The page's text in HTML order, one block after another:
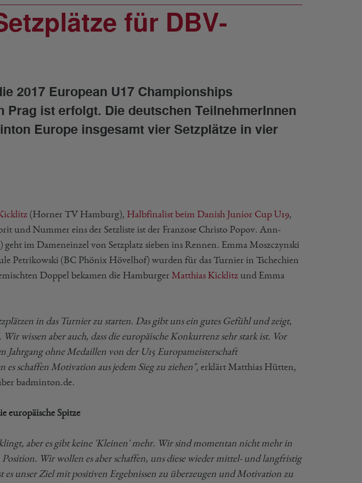
für DBV-
2017 European U17 Championships
Prag ist erfolgt. Die deutschen TeilnehmerInnen
Europe insgesamt vier Setzplätze in vier
(Horner TV Hamburg), Halbfinalist beim Danish Junior Cup U19,
und Nummer eins der Setzliste ist der Franzose Christo Popov. Ann-
im Dameneinzel von Setzplatz sieben ins Rennen. Emma Moszczynski
Petrikowski (BC Phönix Hövelhof) wurden für das Turnier in Tschechien
Doppel bekamen die Hamburger Matthias Kicklitz und Emma
in das Turnier zu starten. Das gibt uns ein gutes Gefühl und zeigt,
wissen aber auch, dass die europäische Konkurrenz sehr stark ist. Vor
Jahrgang ohne Medaillen von der U15 Europameisterschaft
es schaffen Motivation aus jedem Sieg zu ziehen", erklärt Matthias Hütten,
badminton.de.
europäische Spitze
aber es gibt keine 'Kleinen' mehr. Wir sind momentan nicht mehr in
Wir wollen es aber schaffen, uns diese wieder mittel- und langfristig
es unser Ziel mit positiven Ergebnissen zu überzeugen und Motivation zu